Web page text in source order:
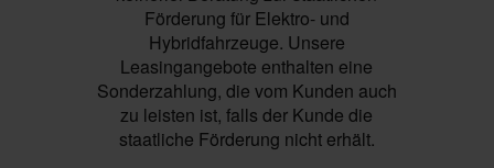
Förderung für Elektro- und
Hybridfahrzeuge. Unsere
Leasingangebote enthalten eine
Sonderzahlung, die vom Kunden auch
zu leisten ist, falls der Kunde die
staatliche Förderung nicht erhält.